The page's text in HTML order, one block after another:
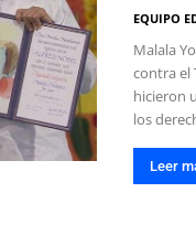
EQUIPO
Malala
contra el
hicieron
los
Leer